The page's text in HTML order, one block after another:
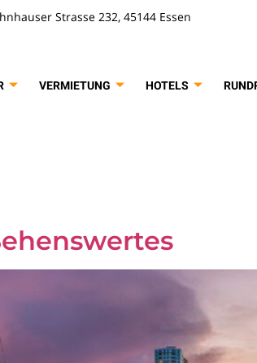
Strasse 232, 45144 Essen
VERMIETUNG HOTELS